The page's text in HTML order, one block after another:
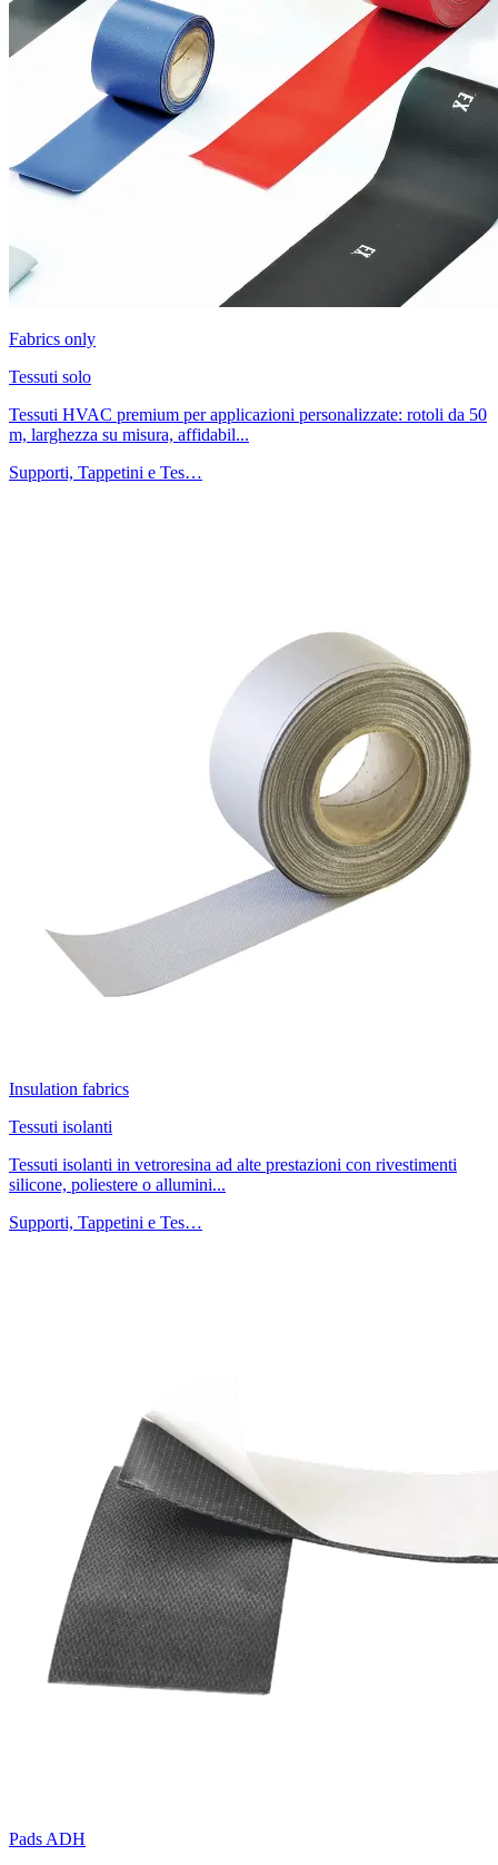
Fabrics only
Tessuti solo
Tessuti HVAC premium per applicazioni personalizzate: rotoli da 50
m, larghezza su misura, affidabil...
Supporti, Tappetini e Tes…
Insulation fabrics
Tessuti isolanti
Tessuti isolanti in vetroresina ad alte prestazioni con rivestimenti
silicone, poliestere o allumini...
Supporti, Tappetini e Tes…
Pads ADH